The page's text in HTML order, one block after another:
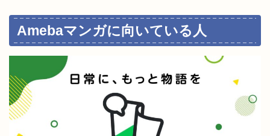
Amebaマンガに向いている人